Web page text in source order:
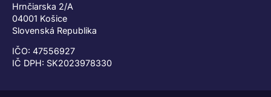
Hrnčiarska 2/A
04001 Košice
Slovenská Republika
IČO: 47556927
IČ DPH: SK2023978330